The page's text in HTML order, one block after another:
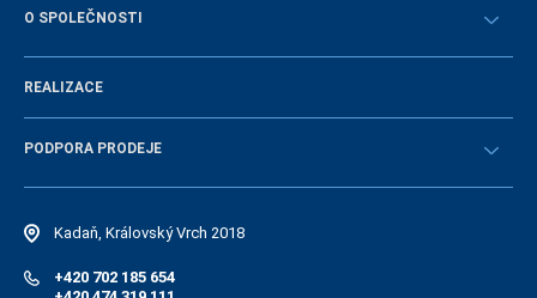
O SPOLEČNOSTI
Historie společnosti
Novinky
REALIZACE
PODPORA PRODEJE
Návody
Elektonický katalog náhradních dílů
Kadaň, Královský Vrch 2018
+420 702 185 654